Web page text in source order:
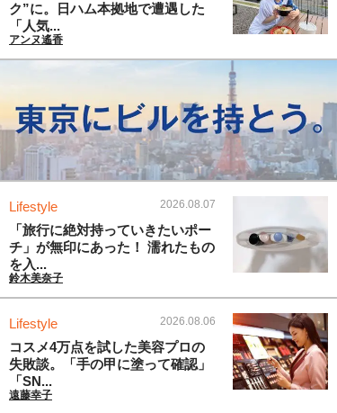
ク”に。日ハム本拠地で遭遇した
「人気...
アンヌ遙香
Lifestyle 2026.08.07
「旅行に絶対持っていきたいポー
チ」が無印にあった！ 濡れたもの
を入...
鈴木美奈子
Lifestyle 2026.08.06
コスメ4万点を試した美容プロの
失敗談。「手の甲に塗って確認」
「SN...
遠藤幸子